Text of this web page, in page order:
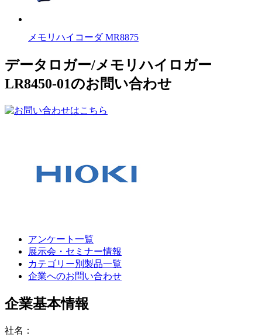
メモリハイコーダ MR8875
データロガー/メモリハイロガー
LR8450-01のお問い合わせ
アンケート一覧
展示会・セミナー情報
カテゴリー別製品一覧
企業へのお問い合わせ
企業基本情報
社名：